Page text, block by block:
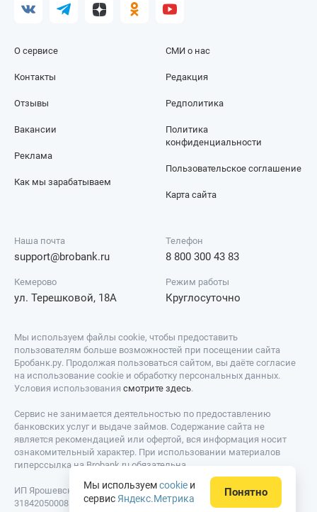
О сервисе
Контакты
Отзывы
СМИ о нас
Редакция
Редполитика
Вакансии
Реклама
Как мы зарабатываем
Политика
конфиденциальности
Пользовательское соглашение
Карта сайта
Наша почта
support@brobank.ru
Телефон
8 800 300 43 83
Кемерово
ул. Терешковой, 18А
Режим работы
Круглосуточно
Мы используем файлы cookie, чтобы предоставить
пользователям больше возможностей при посещении сайта
Бробанк.ру. Продолжая пользоваться сайтом, вы даёте согласие
на использование cookie и обработку персональных данных.
Условия использования смотрите здесь.
Сервис не занимается деятельностью по предоставлению
банковских услуг и выдаче займов. Содержание сайта не
является рекомендацией или офертой, вся информация носит
ознакомительный характер. При использовании материалов
гиперссылка на Brobank.ru обязательна.
ИП Ярошевский Д.И. ИНН: 423082922740. ОГРНИП:
318420500081301. Свидетельство на товарный знак № 779639 от
Мы используемcookie и
сервис Яндекс.Метрика Понятно